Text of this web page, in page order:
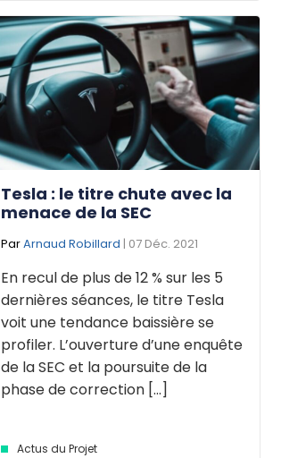
Tesla : le titre chute avec la
menace de la SEC
ParArnaud Robillard | 07 Déc. 2021
En recul de plus de 12 % sur les 5
dernières séances, le titre Tesla
voit une tendance baissière se
profiler. L’ouverture d’une enquête
de la SEC et la poursuite de la
phase de correction [...]
Actus du Projet